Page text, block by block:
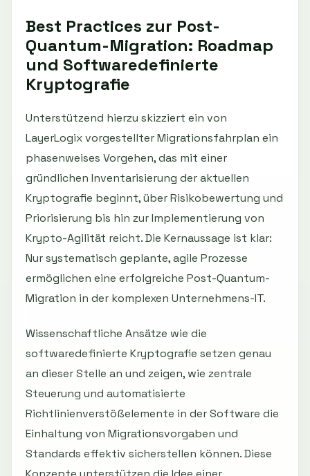
Best Practices zur Post-
Quantum-Migration: Roadmap
und Softwaredefinierte
Kryptografie
Unterstützend hierzu skizziert ein von
LayerLogix vorgestellter Migrationsfahrplan ein
phasenweises Vorgehen, das mit einer
gründlichen Inventarisierung der aktuellen
Kryptografie beginnt, über Risikobewertung und
Priorisierung bis hin zur Implementierung von
Krypto-Agilität reicht. Die Kernaussage ist klar:
Nur systematisch geplante, agile Prozesse
ermöglichen eine erfolgreiche Post-Quantum-
Migration in der komplexen Unternehmens-IT.
Wissenschaftliche Ansätze wie die
softwaredefinierte Kryptografie setzen genau
an dieser Stelle an und zeigen, wie zentrale
Steuerung und automatisierte
Richtlinienverstößelemente in der Software die
Einhaltung von Migrationsvorgaben und
Standards effektiv sicherstellen können. Diese